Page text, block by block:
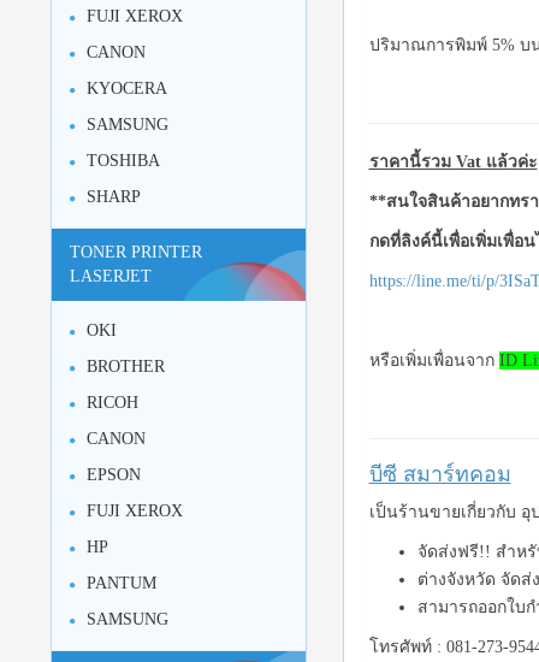
ปริมาณการพิมพ์ 5% บ
ราคานี้รวม Vat แล้วค่ะ
**สนใจสินค้าอยากทร
กดที่ลิงค์นี้เพื่อเพิ่มเพื่อ
https://line.me/ti/p/
หรือเพิ่มเพื่อนจาก ID
บีซี สมาร์ทคอม
เป็นร้านขายเกี่ยวกับ
จัดส่งฟรี!! สำห
ต่างจังหวัด จัดส่
สามารถออกใบ
โทรศัพท์ : 081-273-
FUJI XEROX
CANON
KYOCERA
SAMSUNG
TOSHIBA
SHARP
TONER PRINTER
LASERJET
OKI
BROTHER
RICOH
CANON
EPSON
FUJI XEROX
HP
PANTUM
SAMSUNG